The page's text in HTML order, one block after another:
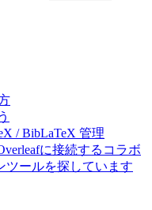
/ BibLaTeX 管理
に接続するコラボ
ツールを探しています